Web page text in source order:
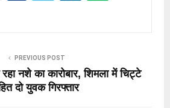
PREVIOUS POST
नशे का कारोबार, शिमला में चिट्टे
दो युवक गिरफ्तार